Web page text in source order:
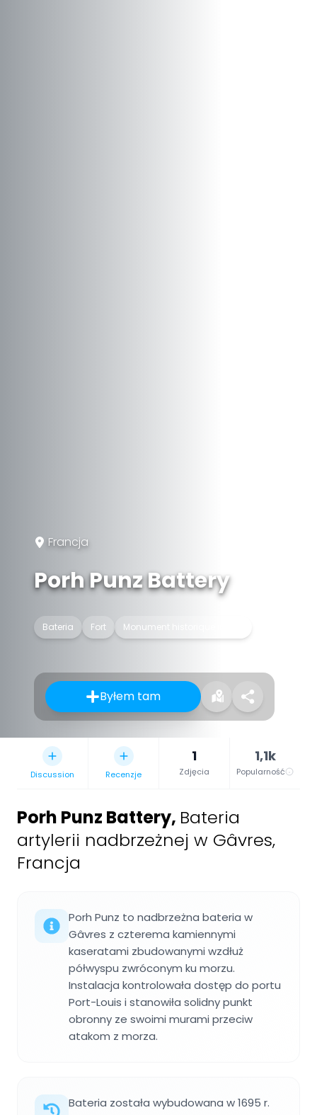
Francja
Porh Punz Battery
Bateria Fort Monument historique inscrit
Byłem tam
Discussion Recenzje
1
Zdjęcia
1,1k
Popularność
Porh Punz Battery, Bateria
artylerii nadbrzeżnej w Gâvres,
Francja
Porh Punz to nadbrzeżna bateria w
Gâvres z czterema kamiennymi
kaseratami zbudowanymi wzdłuż
półwyspu zwróconym ku morzu.
Instalacja kontrolowała dostęp do portu
Port-Louis i stanowiła solidny punkt
obronny ze swoimi murami przeciw
atakom z morza.
Bateria została wybudowana w 1695 r.